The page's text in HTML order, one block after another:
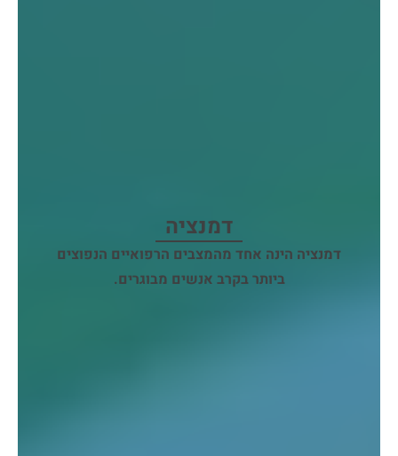
דמנציה
דמנציה הינה אחד מהמצבים הרפואיים הנפוצים
ביותר בקרב אנשים מבוגרים.